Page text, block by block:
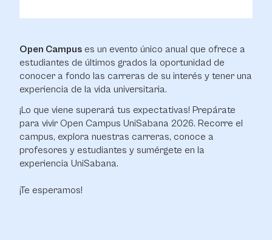
Open Campus es un evento único anual que ofrece a
estudiantes de últimos grados la oportunidad de
conocer a fondo las carreras de su interés y tener una
experiencia de la vida universitaria.
¡Lo que viene superará tus expectativas! Prepárate
para vivir Open Campus UniSabana 2026. Recorre el
campus, explora nuestras carreras, conoce a
profesores y estudiantes y sumérgete en la
experiencia UniSabana.
¡Te esperamos!